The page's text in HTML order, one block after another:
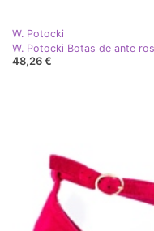
W. Potocki
48,26 €